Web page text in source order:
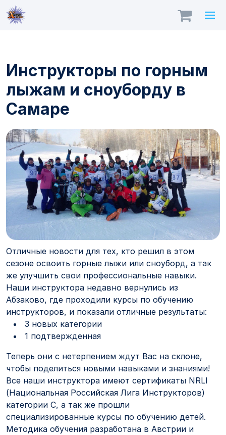
Инструкторы по горным
лыжам и сноуборду в
Самаре
Отличные новости для тех, кто решил в этом
сезоне освоить горные лыжи или сноуборд, а так
же улучшить свои профессиональные навыки.
Наши инструктора недавно вернулись из
Абзаково, где проходили курсы по обучению
инструкторов, и показали отличные результаты:
3 новых категории
1 подтвержденная
Теперь они с нетерпением ждут Вас на склоне,
чтобы поделиться новыми навыками и знаниями!
Все наши инструктора имеют сертификаты NRLI
(Национальная Российская Лига Инструкторов)
категории С, а так же прошли
специализированные курсы по обучению детей.
Методика обучения разработана в Австрии и